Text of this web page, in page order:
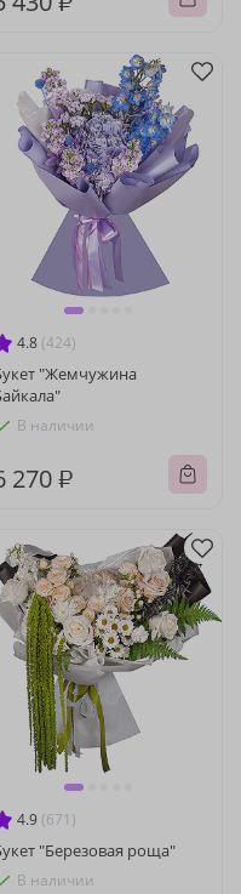
4.8 (424)
"Жемчужина
В наличии
270 ₽
4.9 (671)
"Березовая роща"
В наличии